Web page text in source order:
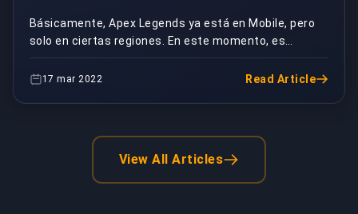
Básicamente, Apex Legends ya está en Mobile, pero
solo en ciertas regiones. En este momento, es
imposible hacer que el juego funcione si no está e...
17 mar 2022 Read Article
View All Articles